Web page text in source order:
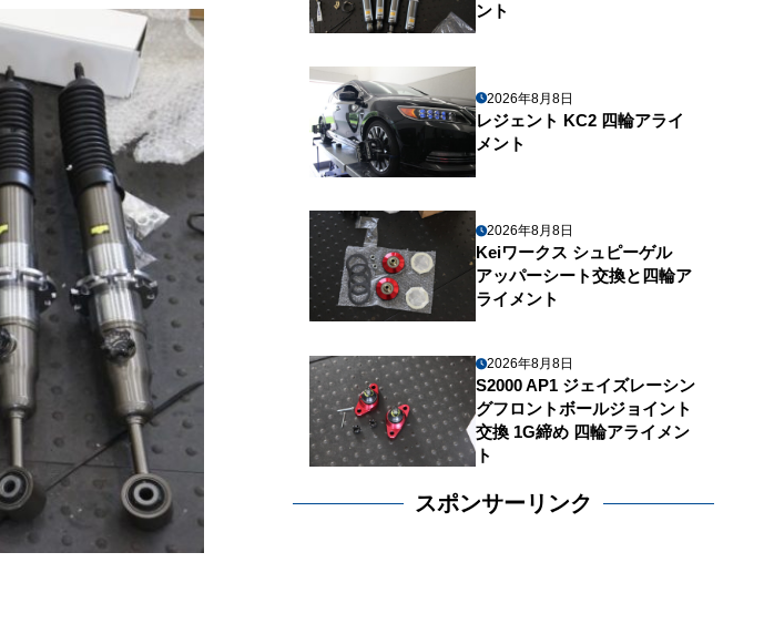
ント
2026年8月8日
レジェント KC2 四輪アライ
メント
2026年8月8日
Keiワークス シュピーゲル
アッパーシート交換と四輪ア
ライメント
2026年8月8日
S2000 AP1 ジェイズレーシン
グフロントボールジョイント
交換 1G締め 四輪アライメン
ト
スポンサーリンク